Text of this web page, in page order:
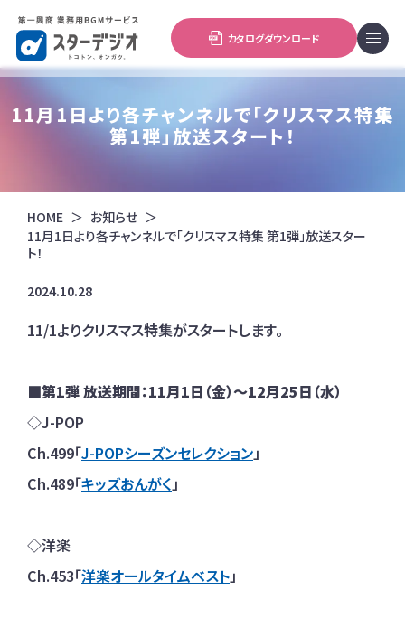
カタログダウンロード
11月1日より各チャンネルで「クリスマス特集
第1弾」放送スタート！
HOME
お知らせ
11月1日より各チャンネルで「クリスマス特集 第1弾」放送スター
ト！
2024.10.28
11/1よりクリスマス特集がスタートします。
■第1弾 放送期間：11月1日（金）～12月25日（水）
◇J-POP
Ch.499「J-POPシーズンセレクション」
Ch.489「キッズおんがく 」
◇洋楽
Ch.453「洋楽オールタイムベスト」